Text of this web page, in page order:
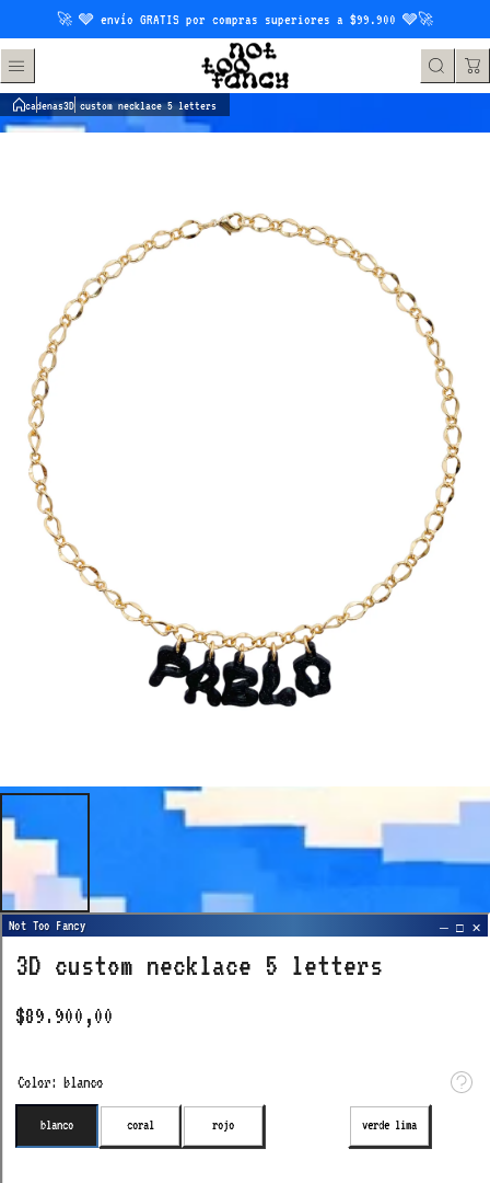
Saltar al contenido
🚀 🩶 envío GRATIS por compras superiores a $99.900 🩶🚀
cadenas3D custom necklace 5 letters
3D custom necklace 5 letters
$89.900,00
Color: blanco
blanco coral rojo verde lima